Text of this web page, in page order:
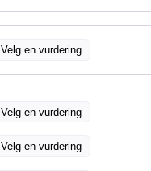
Velg en vurdering
Velg en vurdering
Velg en vurdering